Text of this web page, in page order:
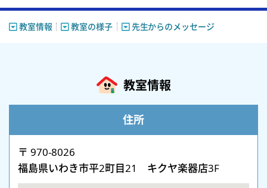
教室情報 教室の様子 先生からのメッセージ
教室情報
住所
〒 970-8026
福島県いわき市平2町目21 キクヤ楽器店3F